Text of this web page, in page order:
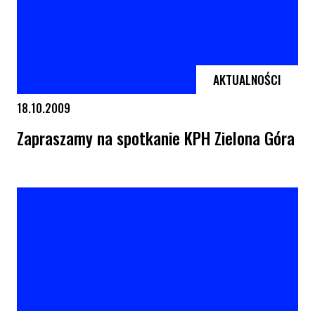
AKTUALNOŚCI
18.10.2009
Zapraszamy na spotkanie KPH Zielona Góra